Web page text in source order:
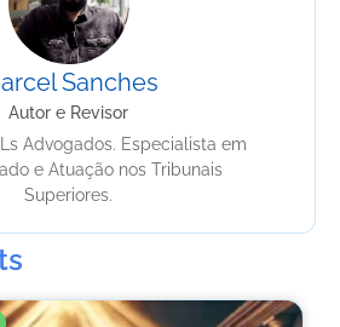
Sanches
Autor e Revisor
Advogados. Especialista em
e Atuação nos Tribunais
Superiores.